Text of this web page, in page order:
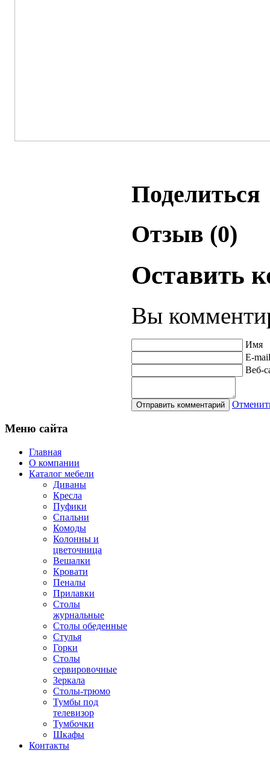
Поделиться
Отзыв (0)
Оставить
Вы
Имя
E-mail
Веб-
Меню сайта
Главная
О компании
Каталог мебели
Диваны
Кресла
Пуфики
Спальни
Комоды
Колонны и
цветочница
Вешалки
Кровати
Пеналы
Прилавки
Столы
журнальные
Столы обеденные
Стулья
Горки
Столы
сервировочные
Зеркала
Столы-трюмо
Тумбы под
телевизор
Тумбочки
Шкафы
Контакты